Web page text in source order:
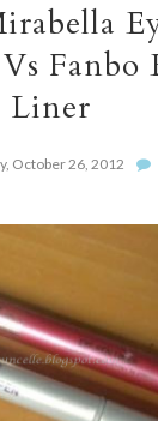
Fanbo
Liner
October 26, 2012